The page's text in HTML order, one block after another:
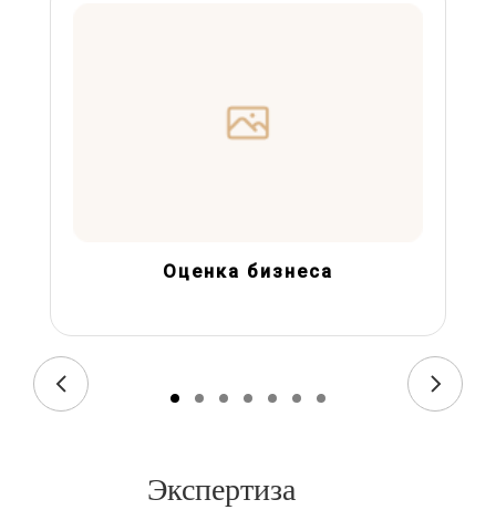
Оценка бизнеса
Экспертиза